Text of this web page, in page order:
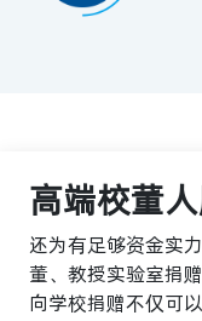
高端校董
还为有足够资金实
董、教授实验室捐
向学校捐赠不仅可